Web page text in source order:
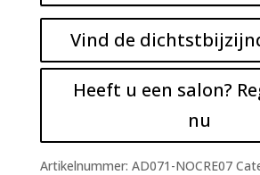
Vind de
Heeft u een salon?
nu
Artikelnummer: AD071-NOCRE07